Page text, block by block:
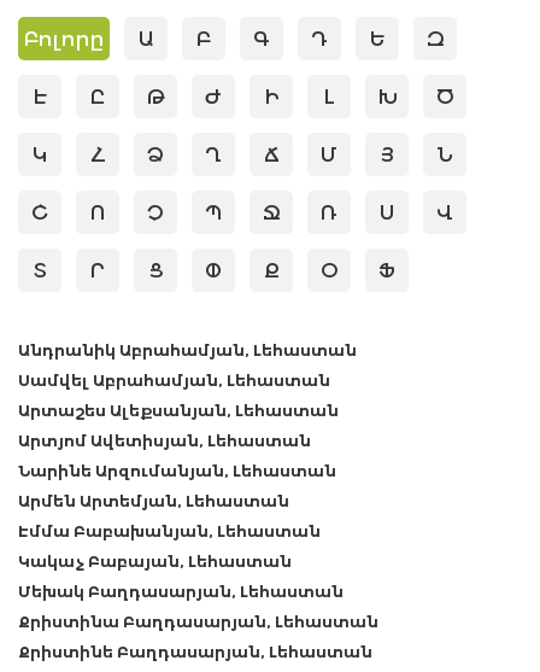
Բոլորը Ա Բ Գ Դ Ե Զ
Է Ը Թ Ժ Ի Լ Խ Ծ
Կ Հ Ձ Ղ Ճ Մ Յ Ն
Շ Ո Չ Պ Ջ Ռ Ս Վ
Տ Ր Ց Փ Ք Օ Ֆ
Անդրանիկ Աբրահամյան, Լեհաստան
Սամվել Աբրահամյան, Լեհաստան
Արտաշես Ալեքսանյան, Լեհաստան
Արտյոմ Ավետիսյան, Լեհաստան
Նարինե Արզումանյան, Լեհաստան
Արմեն Արտեմյան, Լեհաստան
Էմմա Բաբախանյան, Լեհաստան
Կակաչ Բաբայան, Լեհաստան
Մեխակ Բաղդասարյան, Լեհաստան
Քրիստինա Բաղդասարյան, Լեհաստան
Քրիստինե Բաղդասարյան, Լեհաստան